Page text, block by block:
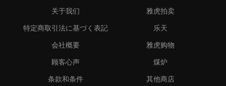
关于我们
特定商取引法に基づく表記
会社概要
顾客心声
条款和条件
雅虎拍卖
乐天
雅虎购物
煤炉
其他商店